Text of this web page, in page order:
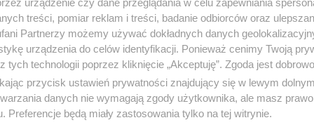
ma na tyle odwagi cywilnej, powtarzam – cywilnej,
do buntu oficerów, czy też wzywa do poparcia
prawnik w procesie z Art. Przestępstwa przeciwko
zachowają się jak należy” może przedstawić
jeszcze - odwagi cywilnej panie senatorze! Niech pan
treści, pomiar reklam i treści, badanie odbiorców oraz
Partnerzy możemy używać dokładnych danych
urządzenia do celów identyfikacji. Ponieważ cenimy Twoją
tych technologii poprzez kliknięcie „Akceptuję”. Zgoda jest
przycisk ustawień prywatności znajdujący się w lewym
danych nie wymagają zgody użytkownika, ale masz
Preferencje będą miały zastosowania tylko na tej witrynie.